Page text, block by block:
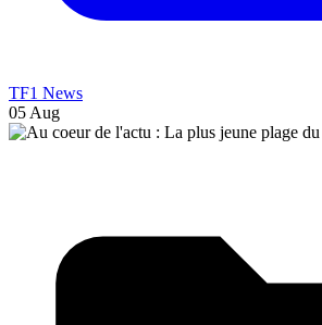
TF1 News
05 Aug